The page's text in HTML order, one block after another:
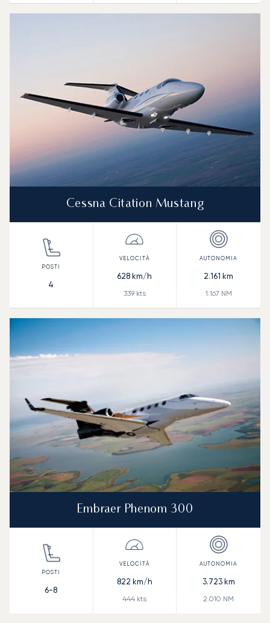
Cessna Citation Mustang
4
628 km/h
339kts
2.161 km
1.167 NM
Embraer Phenom 300
6-8
822 km/h
444 kts
3.723km
2.010 NM